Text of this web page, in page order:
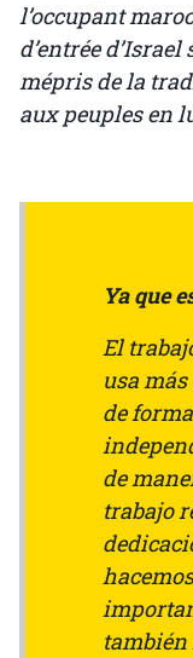
l’occupant
d’entrée
mépris de la
aux peuples en
Ya que
El
usa
de
de
trabajo
también